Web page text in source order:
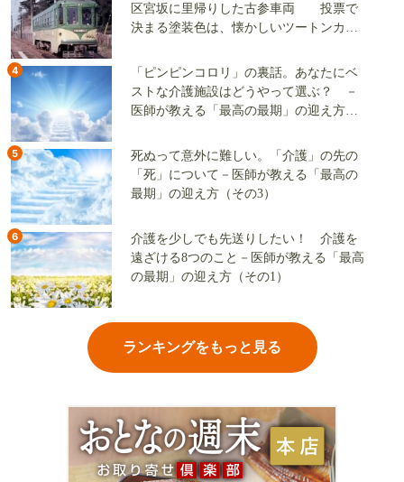
区宮坂に里帰りした古参車両 投票で
決まる塗装色は、懐かしいツートンカラ
4
「ピンピンコロリ」の裏話。あなたにベ
ストな介護施設はどうやって選ぶ？ －
医師が教える「最高の最期」の迎え方
5
死ぬって意外に難しい。「介護」の先の
「死」について－医師が教える「最高の
最期」の迎え方（その3）
6
介護を少しでも先送りしたい！ 介護を
遠ざける8つのこと－医師が教える「最高
の最期」の迎え方（その1）
ランキングをもっと見る